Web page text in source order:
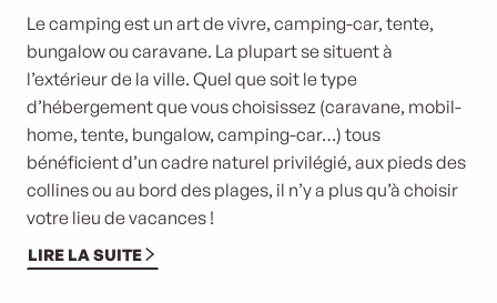
Le camping est un art de vivre, camping-car, tente,
bungalow ou caravane. La plupart se situent à
l’extérieur de la ville. Quel que soit le type
d’hébergement que vous choisissez (caravane, mobil-
home, tente, bungalow, camping-car…) tous
bénéficient d’un cadre naturel privilégié, aux pieds des
collines ou au bord des plages, il n’y a plus qu’à choisir
votre lieu de vacances !
LIRE LA SUITE